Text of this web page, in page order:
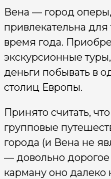
Вена — город
привлекательна
время года.
экскурсионные
деньги побывать в
столиц Европы.
Принято считать,
групповые
города (и Вена не
— довольно дорогое
карману оно